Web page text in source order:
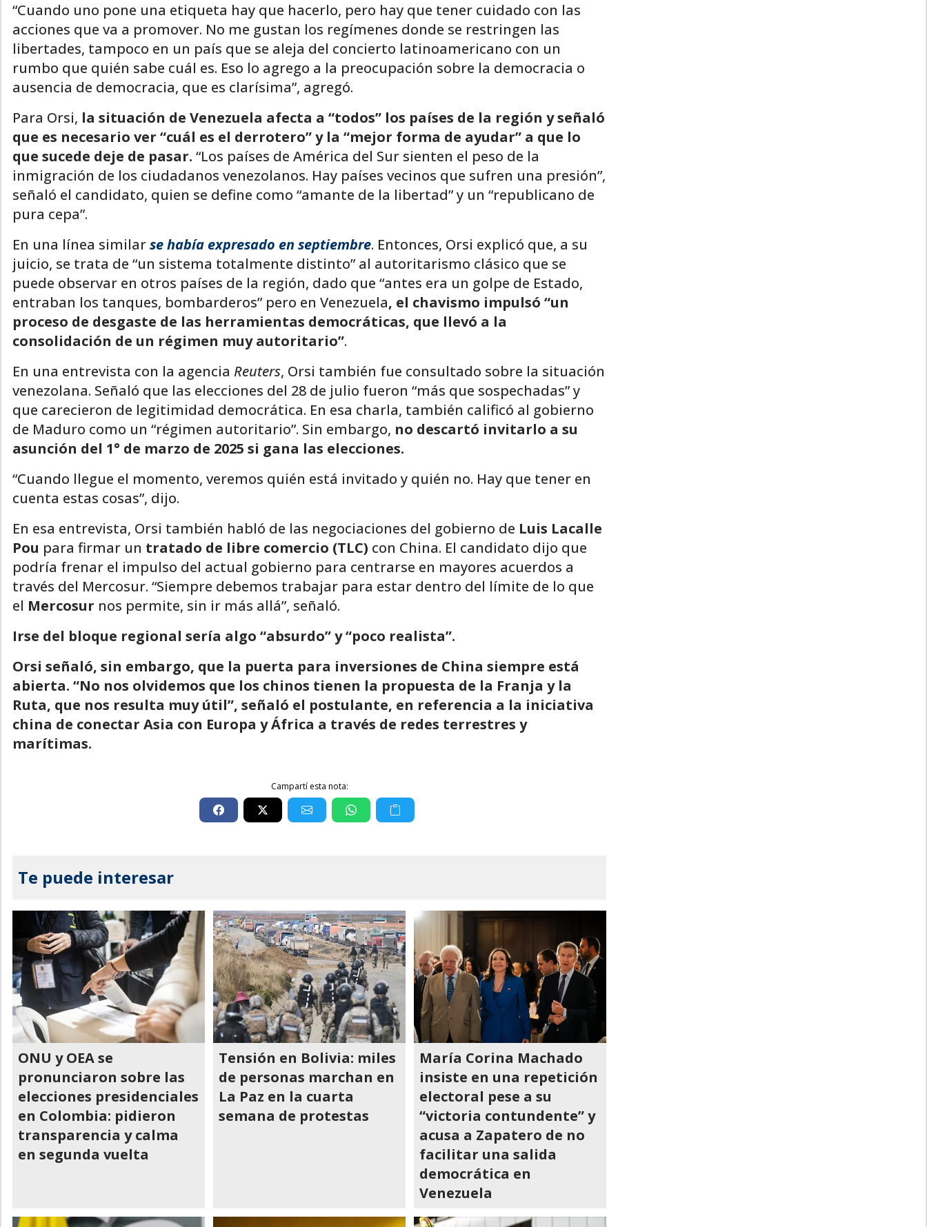
“Cuando uno pone una etiqueta hay que hacerlo, pero hay que tener cuidado con las
acciones que va a promover. No me gustan los regímenes donde se restringen las
libertades, tampoco en un país que se aleja del concierto latinoamericano con un
rumbo que quién sabe cuál es. Eso lo agrego a la preocupación sobre la democracia o
ausencia de democracia, que es clarísima”, agregó.
Para Orsi, la situación de Venezuela afecta a “todos” los países de la región y señaló
que es necesario ver “cuál es el derrotero” y la “mejor forma de ayudar” a que lo
que sucede deje de pasar. “Los países de América del Sur sienten el peso de la
inmigración de los ciudadanos venezolanos. Hay países vecinos que sufren una presión”,
señaló el candidato, quien se define como “amante de la libertad” y un “republicano de
pura cepa”.
En una línea similarse había expresado en septiembre. Entonces, Orsi explicó que, a su
juicio, se trata de “un sistema totalmente distinto” al autoritarismo clásico que se
puede observar en otros países de la región, dado que “antes era un golpe de Estado,
entraban los tanques, bombarderos” pero en Venezuela, el chavismo impulsó “un
proceso de desgaste de las herramientas democráticas, que llevó a la
consolidación de un régimen muy autoritario”.
En una entrevista con la agencia Reuters, Orsi también fue consultado sobre la situación
venezolana. Señaló que las elecciones del 28 de julio fueron “más que sospechadas” y
que carecieron de legitimidad democrática. En esa charla, también calificó al gobierno
de Maduro como un “régimen autoritario”. Sin embargo, no descartó invitarlo a su
asunción del 1° de marzo de 2025 si gana las elecciones.
“Cuando llegue el momento, veremos quién está invitado y quién no. Hay que tener en
cuenta estas cosas”, dijo.
En esa entrevista, Orsi también habló de las negociaciones del gobierno de Luis Lacalle
Pou para firmar un tratado de libre comercio (TLC) con China. El candidato dijo que
podría frenar el impulso del actual gobierno para centrarse en mayores acuerdos a
través del Mercosur. “Siempre debemos trabajar para estar dentro del límite de lo que
el Mercosur nos permite, sin ir más allá”, señaló.
Irse del bloque regional sería algo “absurdo” y “poco realista”.
Orsi señaló, sin embargo, que la puerta para inversiones de China siempre está
abierta. “No nos olvidemos que los chinos tienen la propuesta de la Franja y la
Ruta, que nos resulta muy útil”, señaló el postulante, en referencia a la iniciativa
china de conectar Asia con Europa y África a través de redes terrestres y
marítimas.
Campartí esta nota:
Te puede interesar
ONU y OEA se
pronunciaron sobre las
elecciones presidenciales
en Colombia: pidieron
transparencia y calma
en segunda vuelta
Tensión en Bolivia: miles
de personas marchan en
La Paz en la cuarta
semana de protestas
María Corina Machado
insiste en una repetición
electoral pese a su
“victoria contundente” y
acusa a Zapatero de no
facilitar una salida
democrática en
Venezuela